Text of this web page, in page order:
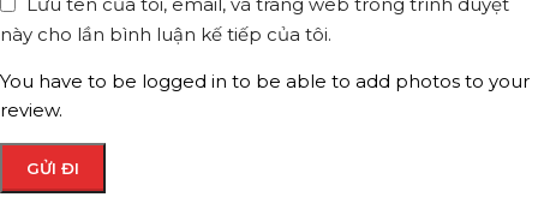
này cho lần bình luận kế tiếp của tôi.
You have to be logged in to be able to add photos to your
review.